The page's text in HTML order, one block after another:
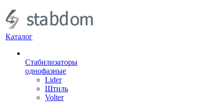
Каталог
Стабилизаторы
однофазные
Lider
Штиль
Volter